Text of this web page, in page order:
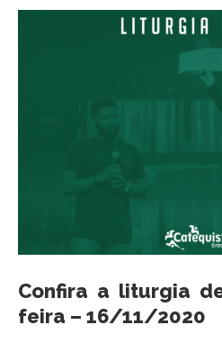
Confira a liturgia
feira – 16/11/2020